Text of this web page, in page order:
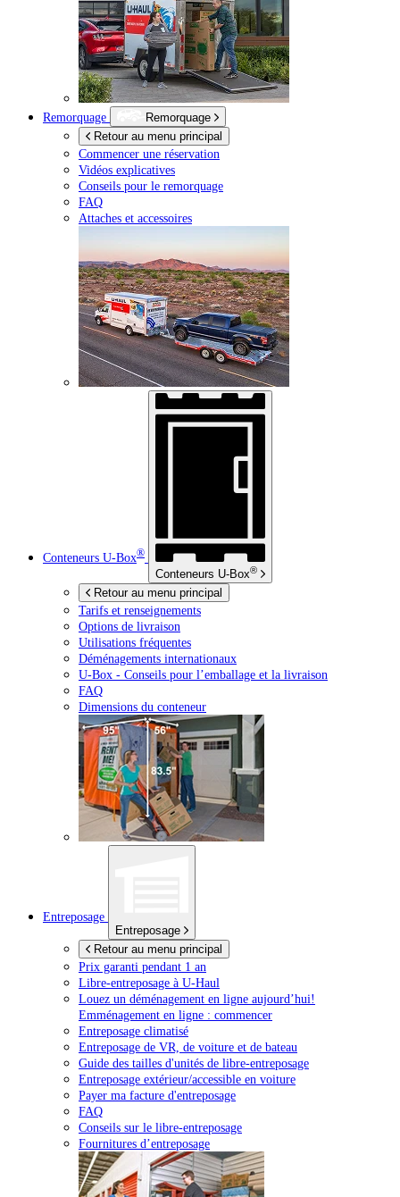
Remorquage
Remorquage
Retour au menu principal
Commencer une réservation
Vidéos explicatives
Conseils pour le remorquage
FAQ
Attaches et accessoires
Conteneurs U-Box®
Conteneurs U-Box®
Retour au menu principal
Tarifs et renseignements
Options de livraison
Utilisations fréquentes
Déménagements internationaux
U-Box - Conseils pour l’emballage et la livraison
FAQ
Dimensions du conteneur
Entreposage
Entreposage
Retour au menu principal
Prix garanti pendant 1 an
Libre-entreposage à U-Haul
Louez un déménagement en ligne aujourd’hui!
Emménagement en ligne : commencer
Entreposage climatisé
Entreposage de VR, de voiture et de bateau
Guide des tailles d'unités de libre-entreposage
Entreposage extérieur/accessible en voiture
Payer ma facture d'entreposage
FAQ
Conseils sur le libre-entreposage
Fournitures d’entreposage